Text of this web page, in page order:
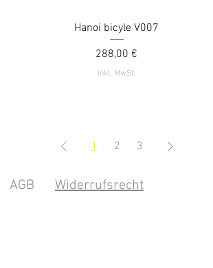
Schnellansicht
Hanoi bicyle V007
Preis
288,00 €
inkl. MwSt.
1 2 3
AGB Widerrufsrecht